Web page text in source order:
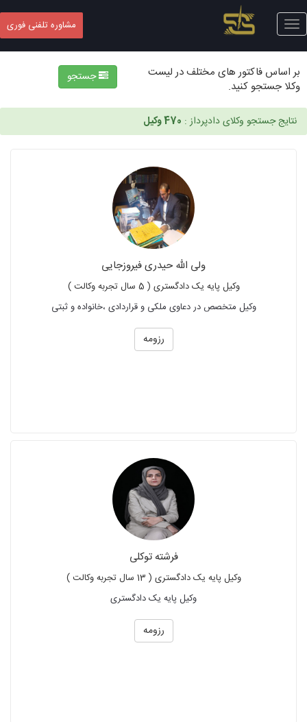
Toggle
navigation
مشاوره تلفنی فوری
بر اساس فاکتور های مختلف در لیست
وکلا جستجو کنید.
جستجو
نتایج جستجو وکلای دادپرداز : 470 وکیل
ولی الله حیدری فیروزجایی
وکیل پایه یک دادگستری ( 5 سال تجربه وکالت )
وکیل متخصص در دعاوی ملکی و قراردادی ،خانواده و ثبتی
رزومه
فرشته توکلی
وکیل پایه یک دادگستری ( 13 سال تجربه وکالت )
وکیل پایه یک دادگستری
رزومه